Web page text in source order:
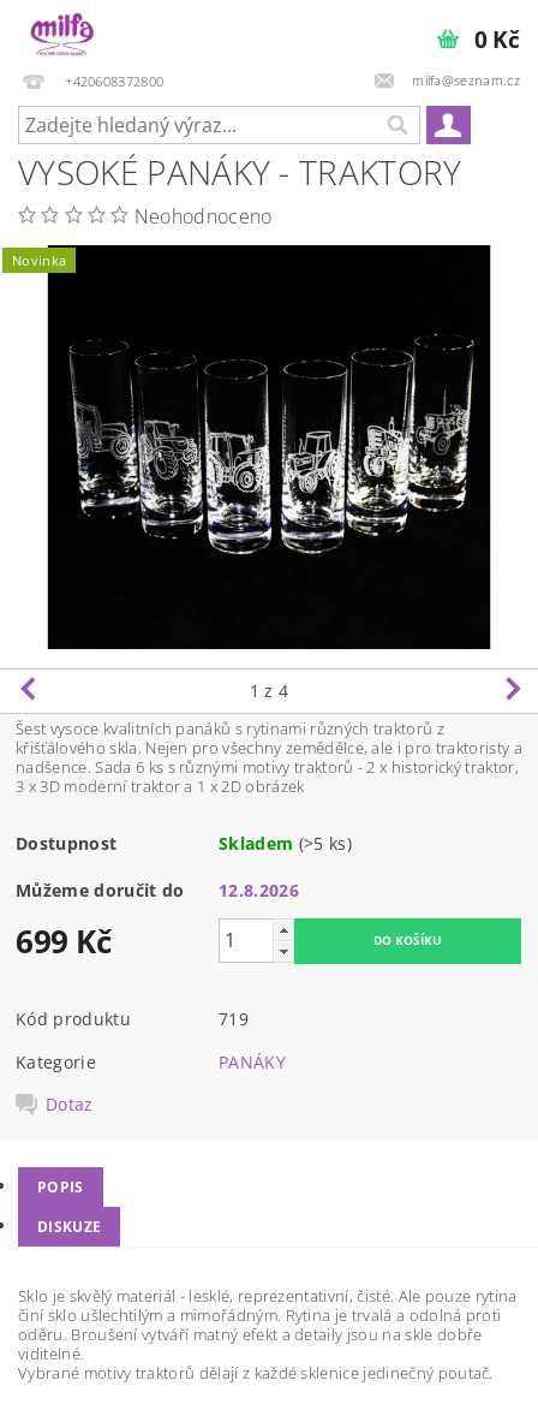
+420608372800 milfa@seznam.cz
0 Kč
VYSOKÉ PANÁKY - TRAKTORY
Neohodnoceno
Novinka
1 z 4
Šest vysoce kvalitních panáků s rytinami různých traktorů z
křišťálového skla. Nejen pro všechny zemědělce, ale i pro traktoristy a
nadšence. Sada 6 ks s různými motivy traktorů - 2 x historický traktor,
3 x 3D moderní traktor a 1 x 2D obrázek
Dostupnost Skladem (>5 ks)
Můžeme doručit do 12.8.2026
699 Kč
Kód produktu
719
Kategorie
PANÁKY
Dotaz
POPIS
DISKUZE
Sklo je skvělý materiál - lesklé, reprezentativní, čisté. Ale pouze rytina
činí sklo ušlechtilým a mimořádným. Rytina je trvalá a odolná proti
oděru. Broušení vytváří matný efekt a detaily jsou na skle dobře
viditelné.
Vybrané motivy traktorů dělají z každé sklenice jedinečný poutač.